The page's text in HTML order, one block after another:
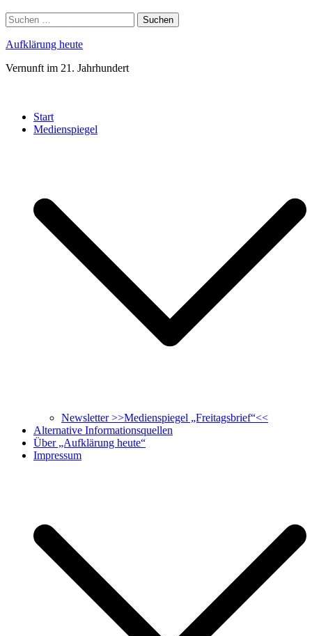
Suchen
nach:
Aufklärung heute
Vernunft im 21. Jahrhundert
Start
Medienspiegel
Newsletter >>Medienspiegel „Freitagsbrief“<<
Alternative Informationsquellen
Über „Aufklärung heute“
Impressum